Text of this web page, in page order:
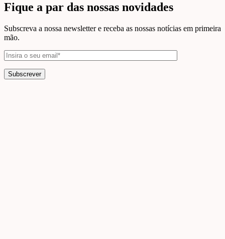
Fique a par das nossas novidades
Subscreva a nossa newsletter e receba as nossas notícias em primeira
mão.
Subscrever